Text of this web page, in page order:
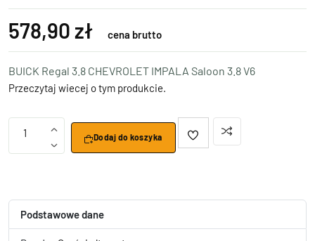
578,90 zł cena brutto
BUICK Regal 3.8 CHEVROLET IMPALA Saloon 3.8 V6
Przeczytaj wiecej o tym produkcie.
1 Dodaj do koszyka
Podstawowe dane